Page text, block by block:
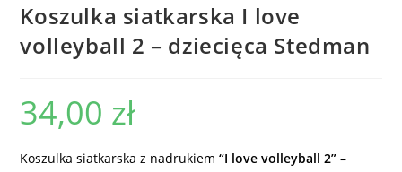
Koszulka siatkarska I love
volleyball 2 – dziecięca Stedman
34,00 zł
Koszulka siatkarska z nadrukiem“I love volleyball 2” –